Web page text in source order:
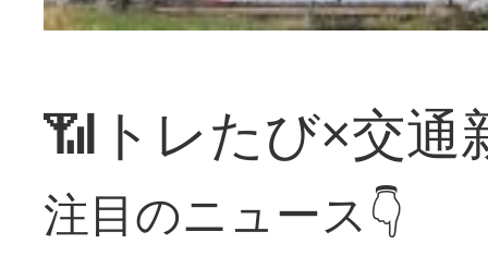
📶トレたび×交通
注目のニュース👇